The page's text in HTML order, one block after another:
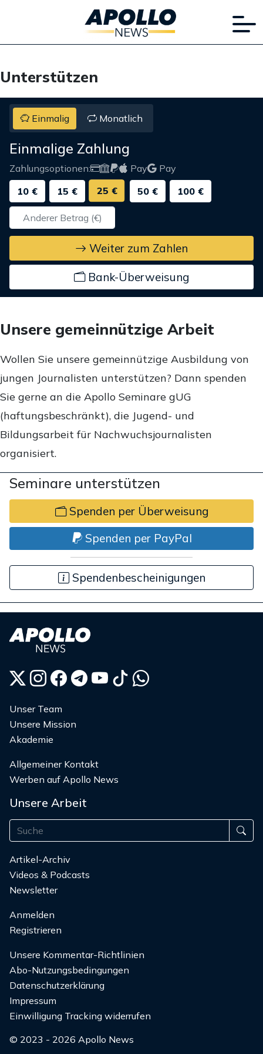
Unterstützen
Einmalig Monatlich
Einmalige Zahlung
Zahlungsoptionen: Pay
Pay
10 €
15 € 25 € 50 € 100 €
Weiter zum Zahlen
Bank-Überweisung
Unsere gemeinnützige Arbeit
Wollen Sie unsere gemeinnützige Ausbildung von
jungen Journalisten unterstützen? Dann spenden
Sie gerne an die Apollo Seminare gUG
(haftungsbeschränkt), die Jugend- und
Bildungsarbeit für Nachwuchsjournalisten
organisiert.
Seminare unterstützen
Spenden per Überweisung
Spenden per PayPal
Spendenbescheinigungen
Unser Team
Unsere Mission
Akademie
Allgemeiner Kontakt
Werben auf Apollo News
Unsere Arbeit
Artikel-Archiv
Videos & Podcasts
Newsletter
Anmelden
Registrieren
Unsere Kommentar-Richtlinien
Abo-Nutzungsbedingungen
Datenschutzerklärung
Impressum
Einwilligung Tracking widerrufen
© 2023 - 2026 Apollo News